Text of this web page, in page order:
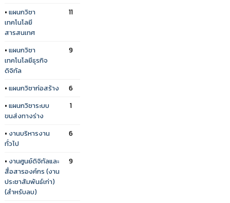
• แผนกวิชา
เทคโนโลยี
สารสนเทศ
11
• แผนกวิชา
เทคโนโลยีธุรกิจ
ดิจิทัล
9
• แผนกวิชาก่อสร้าง
6
• แผนกวิชาระบบ
ขนส่งทางร่าง
1
• งานบริหารงาน
ทั่วไป
6
• งานศูนย์ดิจิทัลและ
สื่อสารองค์กร (งาน
ประชาสัมพันธ์เก่า)
(สำหรับลบ)
9